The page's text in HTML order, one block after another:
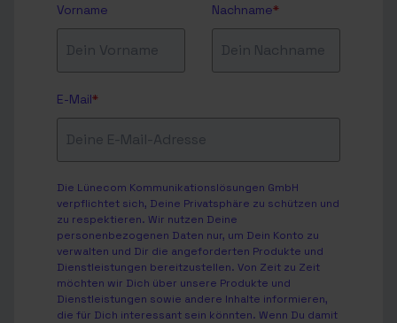
Vorname Nachname*
E-Mail*
Die Lünecom Kommunikationslösungen GmbH
verpflichtet sich, Deine Privatsphäre zu schützen und
zu respektieren. Wir nutzen Deine
personenbezogenen Daten nur, um Dein Konto zu
verwalten und Dir die angeforderten Produkte und
Dienstleistungen bereitzustellen. Von Zeit zu Zeit
möchten wir Dich über unsere Produkte und
Dienstleistungen sowie andere Inhalte informieren,
die für Dich interessant sein könnten. Wenn Du damit